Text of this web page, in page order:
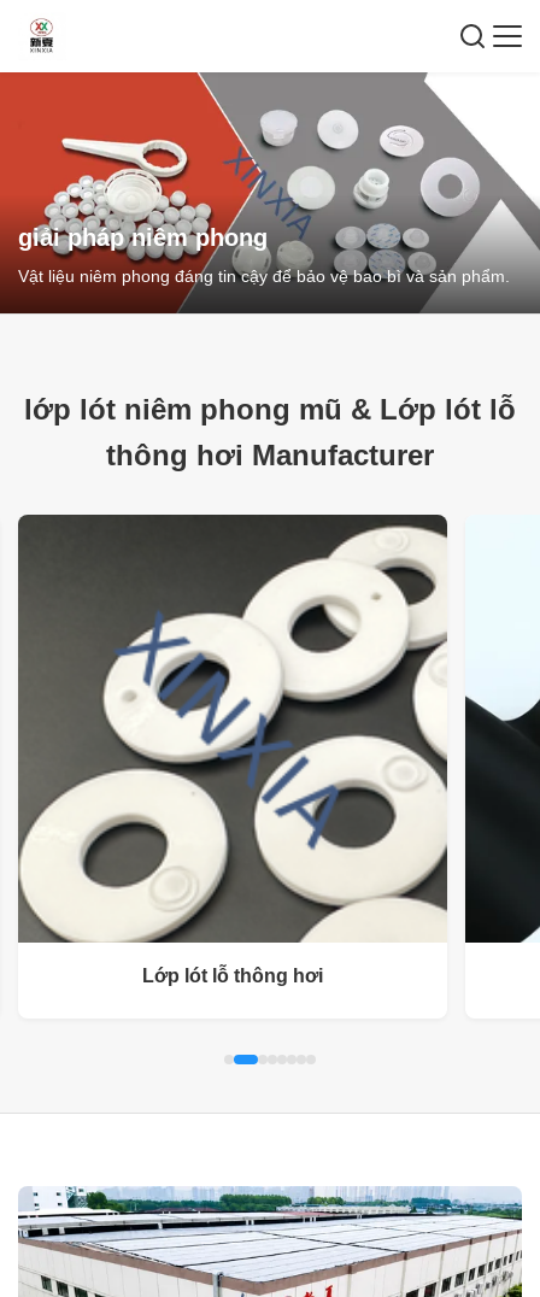
giải pháp niêm phong
Vật liệu niêm phong đáng tin cậy để bảo vệ bao bì và sản phẩm.
lớp lót niêm phong mũ & Lớp lót lỗ
thông hơi Manufacturer
Lớp lót lỗ thông hơi